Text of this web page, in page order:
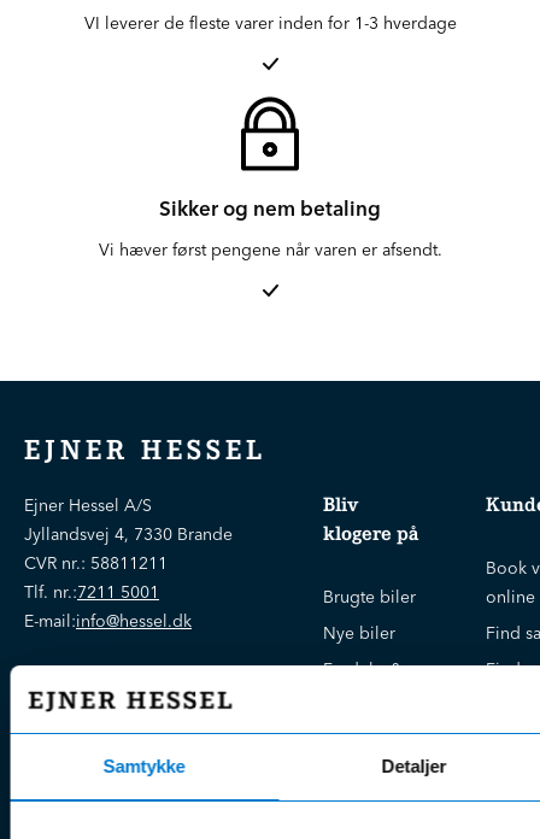
Samtykke Detaljer
VI leverer de fleste varer inden for 1-3 hverdage
Sikker og nem betaling
Vi hæver først pengene når varen er afsendt.
EJNER HESSEL
Ejner Hessel A/S
Jyllandsvej 4, 7330 Brande
CVR nr.: 58811211
Tlf. nr.:7211 5001
E-mail:info@hessel.dk
Man - Fre:
07.30 - 17.30
Bliv
klogere på
Brugte biler
Nye biler
Fordels- &
Guides, tips
Kampagner
Book
online
Find
Find